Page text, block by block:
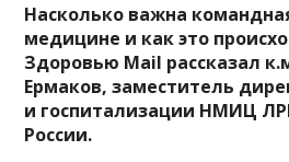
Насколько важна
медицине и как это
Здоровью Mail рассказал
Ермаков, заместитель
и госпитализации НМИЦ
России.